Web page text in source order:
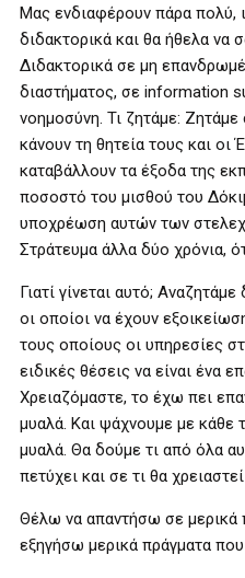
Μας ενδιαφέρουν πάρα πολύ,
διδακτορικά και θα ήθελα να
Διδακτορικά σε μη
διαστήματος, σε information
νοημοσύνη. Τι ζητάμε:
κάνουν τη θητεία τους και οι
καταβάλλουν τα έξοδα της
ποσοστό του μισθού του
υποχρέωση αυτών των
Στράτευμα άλλα δύο χρόνια,
Γιατί γίνεται αυτό;
οι οποίοι να έχουν
τους οποίους οι υπηρεσίες
ειδικές θέσεις να είναι ένα
Χρειαζόμαστε, το έχω πει
μυαλά. Και ψάχνουμε με κάθε
μυαλά. Θα δούμε τι από όλα
πετύχει και σε τι θα
Θέλω να απαντήσω σε μερικά
εξηγήσω μερικά πράγματα